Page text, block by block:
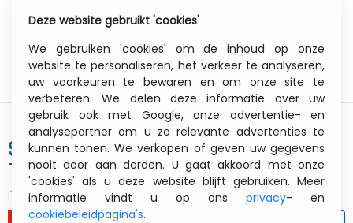
SSD PM1643a 960GB 2.5in SAS 12Gb
ThinkSystem Hot Swap
ITCurry #:M852MD10| Article #: 4XB7A38175
Deze website gebruikt 'cookies'
We gebruiken 'cookies' om de inhoud op onze
website te personaliseren, het verkeer te analyseren,
uw voorkeuren te bewaren en om onze site te
verbeteren. We delen deze informatie over uw
gebruik ook met Google, onze advertentie- en
analysepartner om u zo relevante advertenties te
kunnen tonen. We verkopen of geven uw gegevens
nooit door aan derden. U gaat akkoord met onze
'cookies' als u deze website blijft gebruiken. Meer
informatie vindt u op ons privacy- en
cookiebeleidpagina's.